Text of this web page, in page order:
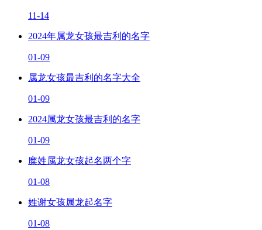
11-14
2024年属龙女孩最吉利的名字
01-09
属龙女孩最吉利的名字大全
01-09
2024属龙女孩最吉利的名字
01-09
糜姓属龙女孩起名两个字
01-08
姓谢女孩属龙起名字
01-08